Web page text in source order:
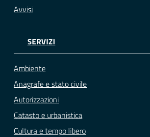
Avvisi
SERVIZI
Ambiente
Anagrafe e stato civile
Autorizzazioni
Catasto e urbanistica
Cultura e tempo libero